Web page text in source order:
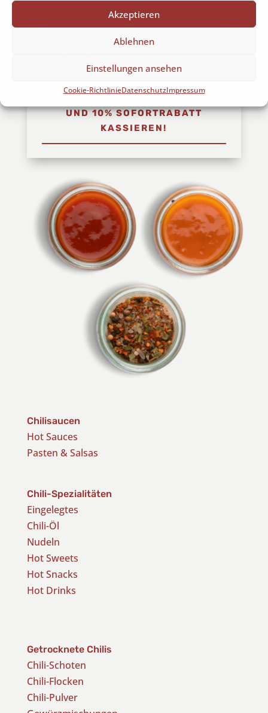
Akzeptieren
Ablehnen
Einstellungen ansehen
Cookie-RichtlinieDatenschutzImpressum
UND 10% SOFORTRABATT
KASSIEREN!
Chilisaucen
Hot Sauces
Pasten & Salsas
Chili-Spezialitäten
Eingelegtes
Chili-Öl
Nudeln
Hot Sweets
Hot Snacks
Hot Drinks
Getrocknete Chilis
Chili-Schoten
Chili-Flocken
Chili-Pulver